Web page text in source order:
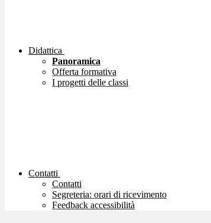
Didattica
Panoramica
Offerta formativa
I progetti delle classi
Contatti
Contatti
Segreteria: orari di ricevimento
Feedback accessibilità